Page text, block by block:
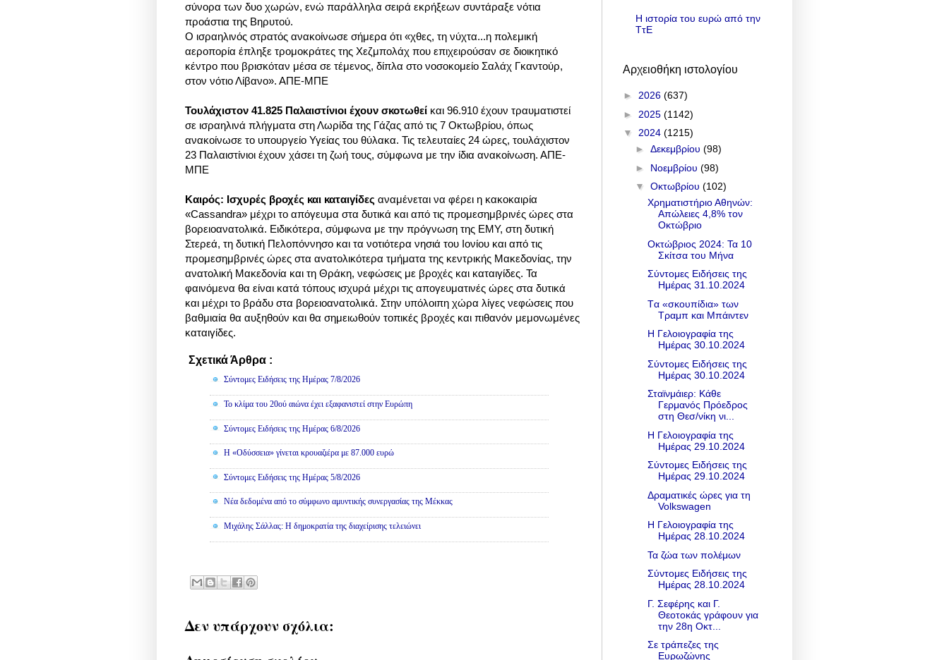
σύνορα των δυο χωρών, ενώ παράλληλα σειρά εκρήξεων συντάραξε νότια
προάστια της Βηρυτού.
Ο ισραηλινός στρατός ανακοίνωσε σήμερα ότι «χθες, τη νύχτα...η πολεμική
αεροπορία έπληξε τρομοκράτες της Χεζμπολάχ που επιχειρούσαν σε διοικητικό
κέντρο που βρισκόταν μέσα σε τέμενος, δίπλα στο νοσοκομείο Σαλάχ Γκαντούρ,
στον νότιο Λίβανο». ΑΠΕ-ΜΠΕ
Τουλάχιστον 41.825 Παλαιστίνιοι έχουν σκοτωθεί και 96.910 έχουν τραυματιστεί
σε ισραηλινά πλήγματα στη Λωρίδα της Γάζας από τις 7 Οκτωβρίου, όπως
ανακοίνωσε το υπουργείο Υγείας του θύλακα. Τις τελευταίες 24 ώρες, τουλάχιστον
23 Παλαιστίνιοι έχουν χάσει τη ζωή τους, σύμφωνα με την ίδια ανακοίνωση. ΑΠΕ-
ΜΠΕ
Καιρός: Ισχυρές βροχές και καταιγίδες αναμένεται να φέρει η κακοκαιρία
«Cassandra» μέχρι το απόγευμα στα δυτικά και από τις προμεσημβρινές ώρες στα
βορειοανατολικά. Ειδικότερα, σύμφωνα με την πρόγνωση της ΕΜΥ, στη δυτική
Στερεά, τη δυτική Πελοπόννησο και τα νοτιότερα νησιά του Ιονίου και από τις
προμεσημβρινές ώρες στα ανατολικότερα τμήματα της κεντρικής Μακεδονίας, την
ανατολική Μακεδονία και τη Θράκη, νεφώσεις με βροχές και καταιγίδες. Τα
φαινόμενα θα είναι κατά τόπους ισχυρά μέχρι τις απογευματινές ώρες στα δυτικά
και μέχρι το βράδυ στα βορειοανατολικά. Στην υπόλοιπη χώρα λίγες νεφώσεις που
βαθμιαία θα αυξηθούν και θα σημειωθούν τοπικές βροχές και πιθανόν μεμονωμένες
καταιγίδες.
Σχετικά Άρθρα :
Σύντομες Ειδήσεις της Ημέρας 7/8/2026
Το κλίμα του 20ού αιώνα έχει εξαφανιστεί στην Ευρώπη
Σύντομες Ειδήσεις της Ημέρας 6/8/2026
Η «Οδύσσεια» γίνεται κρουαζιέρα με 87.000 ευρώ
Σύντομες Ειδήσεις της Ημέρας 5/8/2026
Νέα δεδομένα από το σύμφωνο αμυντικής συνεργασίας της Μέκκας
Μιχάλης Σάλλας: Η δημοκρατία της διαχείρισης τελειώνει
Δεν υπάρχουν σχόλια:
Η ιστορία του ευρώ από την
ΤτΕ
Αρχειοθήκη ιστολογίου
► 2026 (637)
► 2025 (1142)
▼ 2024 (1215)
► Δεκεμβρίου (98)
► Νοεμβρίου (98)
▼ Οκτωβρίου (102)
Χρηματιστήριο Αθηνών:
Απώλειες 4,8% τον
Οκτώβριο
Οκτώβριος 2024: Τα 10
Σκίτσα του Μήνα
Σύντομες Ειδήσεις της
Ημέρας 31.10.2024
Tα «σκουπίδια» των
Τραμπ και Μπάιντεν
Η Γελοιογραφία της
Ημέρας 30.10.2024
Σύντομες Ειδήσεις της
Ημέρας 30.10.2024
Σταϊνμάιερ: Κάθε
Γερμανός Πρόεδρος
στη Θεσ/νίκη νι...
Η Γελοιογραφία της
Ημέρας 29.10.2024
Σύντομες Ειδήσεις της
Ημέρας 29.10.2024
Δραματικές ώρες για τη
Volkswagen
Η Γελοιογραφία της
Ημέρας 28.10.2024
Τα ζώα των πολέμων
Σύντομες Ειδήσεις της
Ημέρας 28.10.2024
Γ. Σεφέρης και Γ.
Θεοτοκάς γράφουν για
την 28η Οκτ...
Σε τράπεζες της
Ευρωζώνης